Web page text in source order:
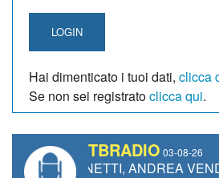
LOGIN
Hai dimenticato i tuoi dati, clicca
Se non sei registratoclicca qui.
TBRADIO 03-08-26
ANDREA VENDRAME,